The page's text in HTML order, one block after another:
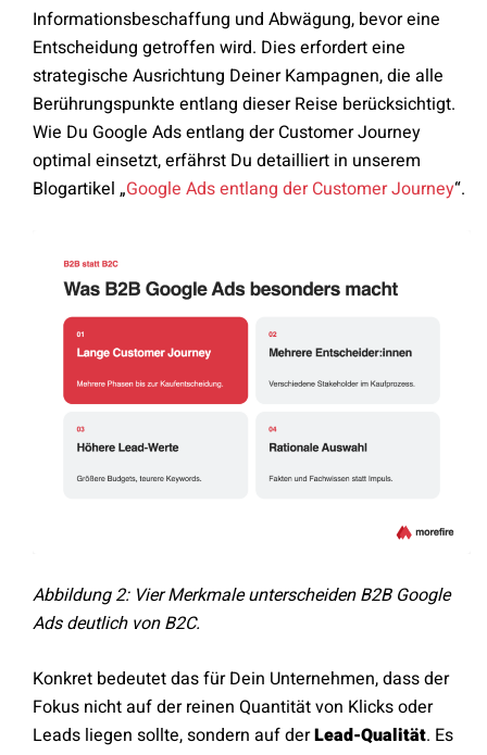
Informationsbeschaffung und Abwägung, bevor eine
Entscheidung getroffen wird. Dies erfordert eine
strategische Ausrichtung Deiner Kampagnen, die alle
Berührungspunkte entlang dieser Reise berücksichtigt.
Wie Du Google Ads entlang der Customer Journey
optimal einsetzt, erfährst Du detailliert in unserem
Blogartikel „Google Ads entlang der Customer Journey“.
Abbildung 2: Vier Merkmale unterscheiden B2B Google
Ads deutlich von B2C.
Konkret bedeutet das für Dein Unternehmen, dass der
Fokus nicht auf der reinen Quantität von Klicks oder
Leads liegen sollte, sondern auf derLead-Qualität. Es